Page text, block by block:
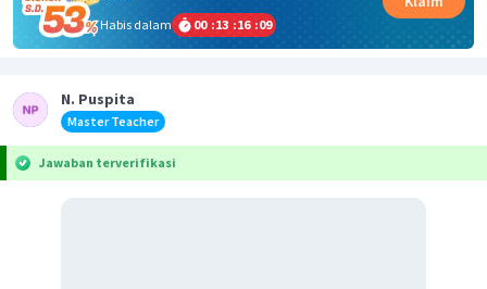
Habis dalam
00 :13 :16 :09
N. Puspita
Master Teacher
Jawaban terverifikasi